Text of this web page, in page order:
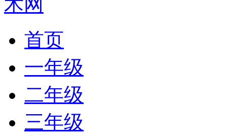
首页
一年级
二年级
三年级